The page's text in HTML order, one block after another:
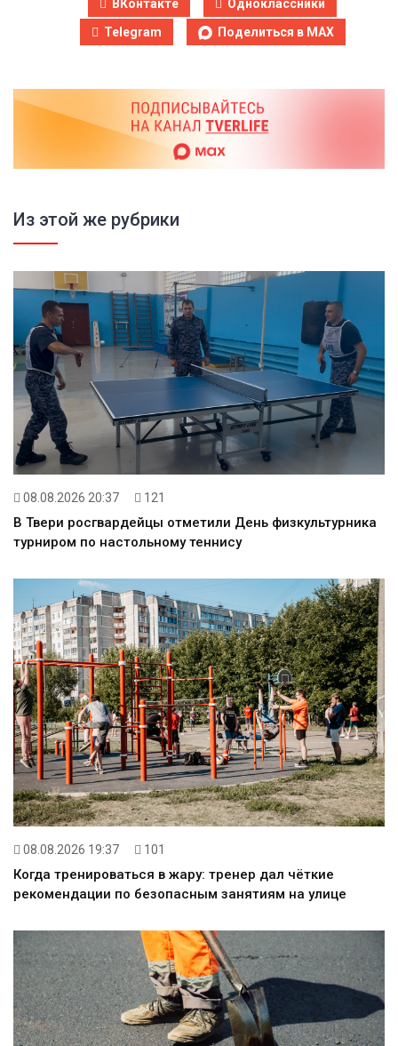
ВКонтакте
Одноклассники
Telegram
Поделиться в MAX
Из этой же рубрики
08.08.2026 20:37 121
В Твери росгвардейцы отметили День физкультурника
турниром по настольному теннису
08.08.2026 19:37 101
Когда тренироваться в жару: тренер дал чёткие
рекомендации по безопасным занятиям на улице